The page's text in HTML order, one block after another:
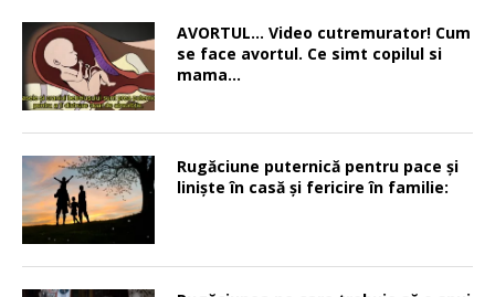
AVORTUL… Video cutremurator! Cum
se face avortul. Ce simt copilul si
mama…
Rugăciune puternică pentru pace şi
linişte în casă şi fericire în familie: